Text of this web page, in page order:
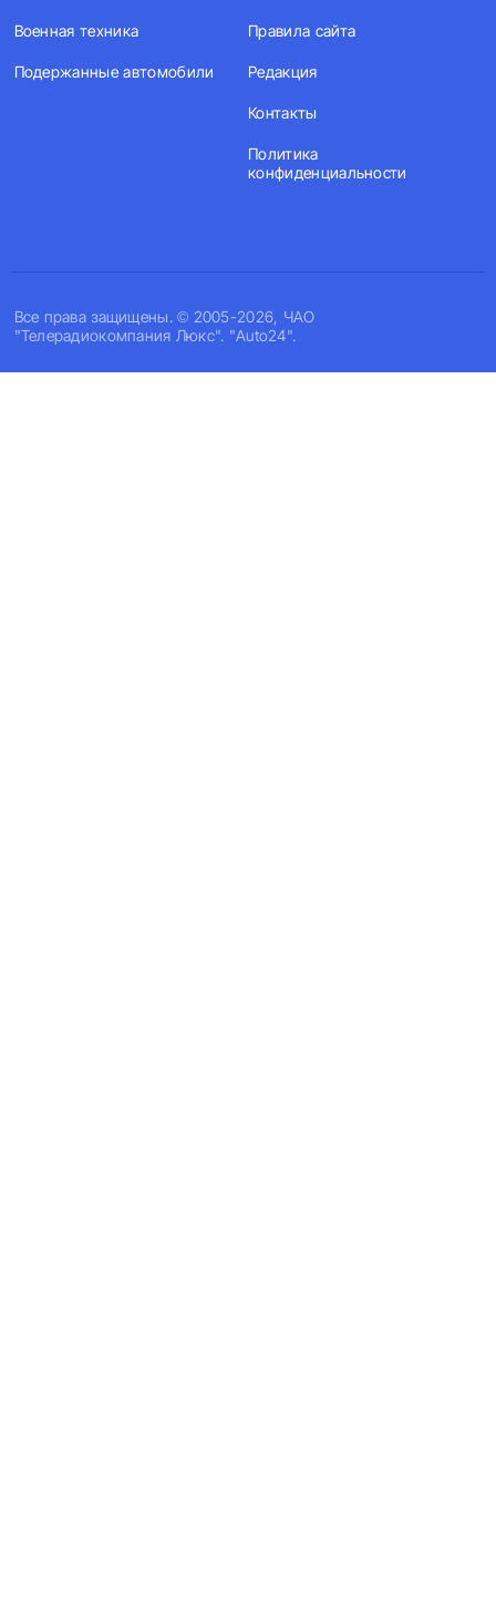
Все права защищены. © 2005-2026, ЧАО
"Телерадиокомпания Люкс". "Auto24".
Военная техника
Подержанные автомобили
Правила сайта
Редакция
Контакты
Политика
конфиденциальности